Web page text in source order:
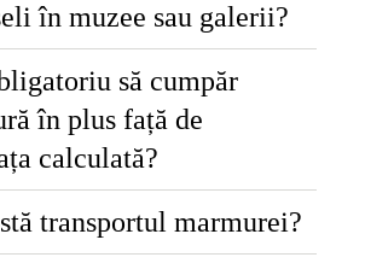
în muzee sau galerii?
să cumpăr
în plus față de
calculată?
transportul marmurei?